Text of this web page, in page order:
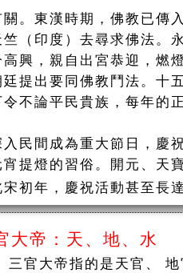
。東漢時期，佛教已傳
（印度）去尋求佛法。
興，親自出宮恭迎，燃
廷提出要同佛教鬥法。十
不論平民貴族，每年的
民間成為重大節日，慶
提燈的習俗。開元、天
初年，慶祝活動甚至長達
大帝：天、地、水
三官大帝指的是天官、